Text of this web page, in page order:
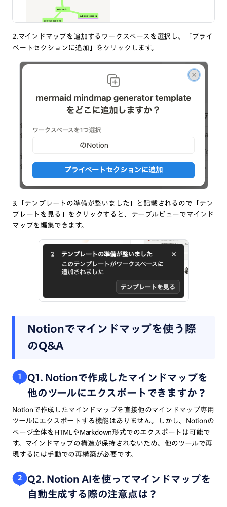
2.マインドマップを追加するワークスペースを選択し、「プライ
ベートセクションに追加」をクリックします。
3.「テンプレートの準備が整いました」と記載されるので「テン
プレートを見る」をクリックすると、テーブルビューでマインド
マップを編集できます。
Notionでマインドマップを使う際
のQ&A
1
Q1. Notionで作成したマインドマップを
他のツールにエクスポートできますか？
Notionで作成したマインドマップを直接他のマインドマップ専用
ツールにエクスポートする機能はありません。しかし、Notionの
ページ全体をHTMLやMarkdown形式でのエクスポートは可能で
す。マインドマップの構造が保持されないため、他のツールで再
現するには手動での再構築が必要です。
2
Q2. Notion AIを使ってマインドマップを
自動生成する際の注意点は？